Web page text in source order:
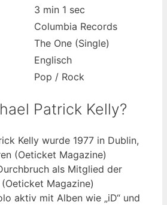
3 min 1 sec
Columbia Records
The One (Single)
Englisch
Pop / Rock
Patrick Kelly?
Kelly wurde 1977 in Dublin,
(Oeticket Magazine)
als Mitglied der
Magazine)
aktiv mit Alben wie „iD“ und